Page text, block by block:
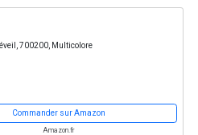
700200, Multicolore
Commander sur Amazon
Amazon.fr